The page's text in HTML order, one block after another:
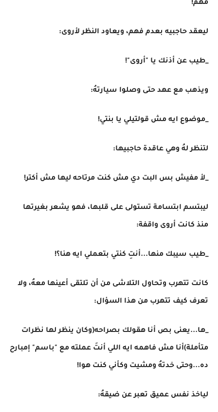
مهم!
ليعقد حاجبيه بعدم فهم، ويعاود النظر لأروى:
_طيب عن أذنك يا "أروى"!
ويذهب مع عهد حتى وصلوا سيارتهُ:
_موضوع ايه مش قولتيلي يا بنتي!
لتنظر لهُ وهي عاقدة حاجبيها:
_لأ مفيش بس البت دي مش كنت مرتاحه ليها مش أكتر!
ليبتسم ابتسامة تستولى على قلبها، فهو يشعر بغيرتها
منذ كانت أروى واقفة:
_طيب سيبك منها...أنتِ كنتي بتعملي ايه هنا؟!
كانت تتهرب وتحاول التلاشى من أن تلتقى أعينها معهُ، ولا
تعرف كيف تتهرب من هذا السؤال:
_ها...يعنى بص أنا هقولك بصراحه(وكان ينظر لها نظرات
متأملة)أنا مش فاهمه ايه اللي أنتَ عملته مع "باسم" إمبارح
ده...وحتى خدتهُ ومشيت وكأني كنت هوا!
لياخذ نفس عميق تعبر عن ضيقهُ: